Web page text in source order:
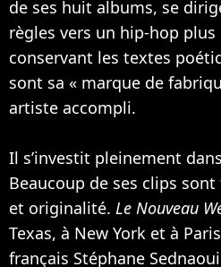
de ses huit albums, se
règles vers un hip-hop
conservant les textes
sont sa « marque de
artiste accompli.
Il s’investit pleinement
Beaucoup de ses clips
et originalité. Le Nouveau
Texas, à New York et à
français Stéphane